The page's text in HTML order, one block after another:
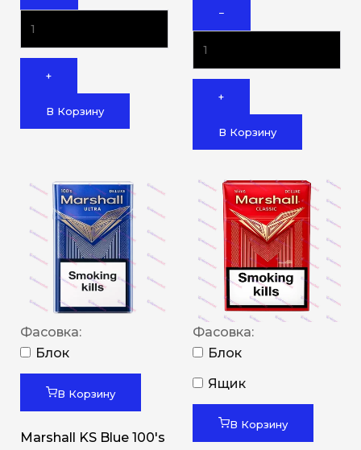
+
В Корзину
−
+
В Корзину
Фасовка:
Блок
В Корзину
Marshall KS Blue 100's
Фасовка:
Блок
Ящик
В Корзину